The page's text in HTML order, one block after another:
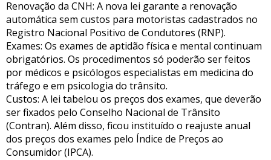
Renovação da CNH: A nova lei garante a renovação
automática sem custos para motoristas cadastrados no
Registro Nacional Positivo de Condutores (RNP).
Exames: Os exames de aptidão física e mental continuam
obrigatórios. Os procedimentos só poderão ser feitos
por médicos e psicólogos especialistas em medicina do
tráfego e em psicologia do trânsito.
Custos: A lei tabelou os preços dos exames, que deverão
ser fixados pelo Conselho Nacional de Trânsito
(Contran). Além disso, ficou instituído o reajuste anual
dos preços dos exames pelo Índice de Preços ao
Consumidor (IPCA).